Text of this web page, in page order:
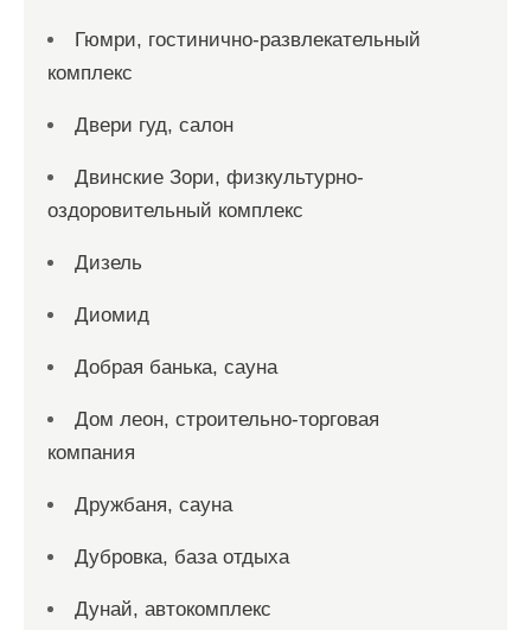
Гюмри, гостинично-развлекательный
комплекс
Двери гуд, салон
Двинские Зори, физкультурно-
оздоровительный комплекс
Дизель
Диомид
Добрая банька, сауна
Дом леон, строительно-торговая
компания
Дружбаня, сауна
Дубровка, база отдыха
Дунай, автокомплекс